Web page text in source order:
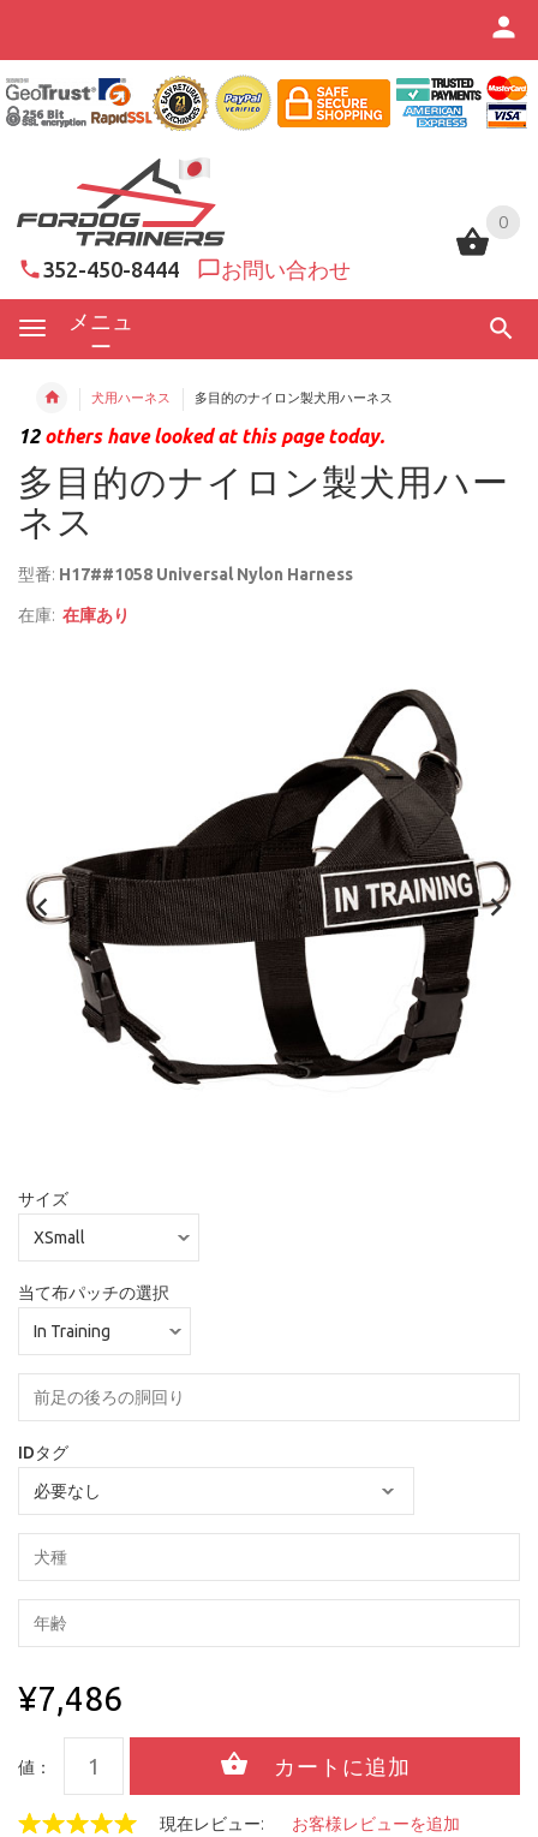
0
352-450-8444 お問い合わせ
メニュ
ー
0
犬用ハーネス 多目的のナイロン製犬用ハーネス
12others have looked at this page today.
多目的のナイロン製犬用ハー
ネス
型番: H17##1058 Universal Nylon Harness
在庫: 在庫あり
サイズ
当て布パッチの選択
IDタグ
¥7,486
値：
現在レビュー: お客様レビューを追加